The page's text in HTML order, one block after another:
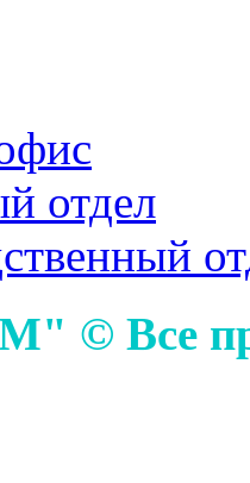
отдел
© Все